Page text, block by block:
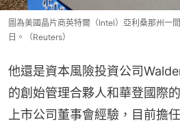
圖為美國晶片商英特爾（Intel）亞利桑那州一
日。（Reuters）
他還是資本風險投資公司
的創始管理合夥人和華登國際
上市公司董事會經驗，目前擔